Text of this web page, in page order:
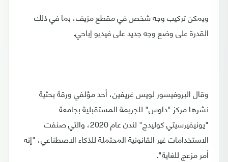
ويمكن تركيب وجه شخص في مقطع مزيف، بما في ذلك
القدرة على وضع وجه جديد على فيديو إباحي.
وقال البروفيسور لويس غريفين، أحد مؤلفي ورقة بحثية
نشرها مركز "داوس" للجريمة المستقبلية بجامعة
"يونيفيرسيتي كوليدج" لندن عام 2020، والتي صنفت
الاستخدامات غير القانونية المحتملة للذكاء الاصطناعي، "إنه
أمر مزعج للغاية".